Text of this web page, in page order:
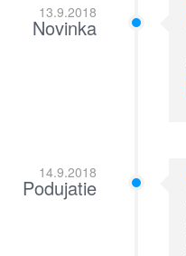
13.9.2018
Novinka
14.9.2018
Podujatie